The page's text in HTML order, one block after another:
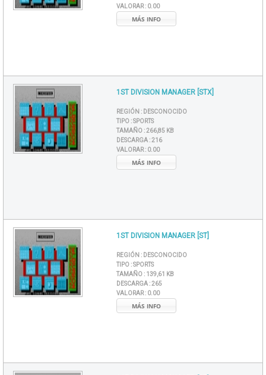
VALORAR : 0.00
MÁS INFO
1ST DIVISION MANAGER [STX]
REGIÓN : DESCONOCIDO
TIPO :SPORTS
TAMAÑO :266,85 KB
DESCARGA :216
VALORAR : 0.00
MÁS INFO
1ST DIVISION MANAGER [ST]
REGIÓN : DESCONOCIDO
TIPO :SPORTS
TAMAÑO : 139,61 KB
DESCARGA :265
VALORAR : 0.00
MÁS INFO